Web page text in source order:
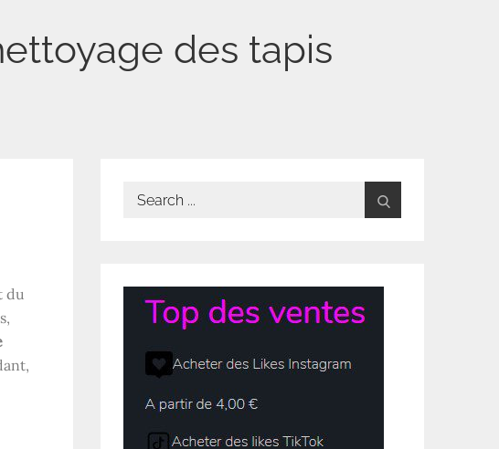
des tapis
du
Search